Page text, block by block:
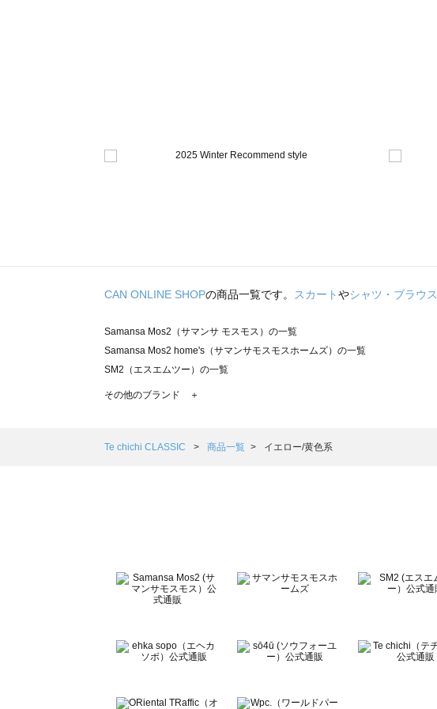
CAN ONLINE SHOPの商品一覧です。 スカートやシャツ・ブラウス
Samansa Mos2（サマンサ モスモス）の一覧
Samansa Mos2 home's（サマンサモスモスホームズ）の一覧
SM2（エスエムツー）の一覧
TSUHARU by Samansa Mos2（ツハルバイサマンサモスモス）の一覧
Samansa Mos2 Lagom（サマンサモスモス ラーゴム）の一覧
BETTY'S BLUE（べティーズブルー）の一覧
Wpc.（ワールドパーティー）の一覧
その他のブランド ＋
Te chichi CLASSIC 商品一覧 イエロー/黄色系